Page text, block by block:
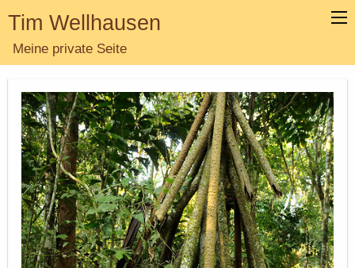
Tim Wellhausen
Meine private Seite